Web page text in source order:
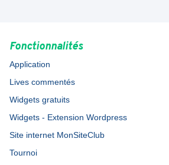
Fonctionnalités
Application
Lives commentés
Widgets gratuits
Widgets - Extension Wordpress
Site internet MonSiteClub
Tournoi